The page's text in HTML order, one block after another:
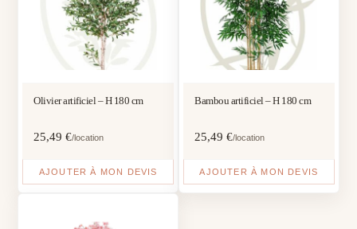
Olivier artificiel – H 180 cm
25,49€/location
AJOUTER À MON DEVIS
Bambou artificiel – H 180 cm
25,49 €/location
AJOUTER À MON DEVIS